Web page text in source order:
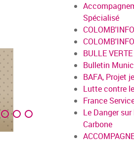
en savoir plus
Spécialisé
BULLE VERTE
Bulletin
BAFA, Projet
Lutte contre
France
Le Danger
Carbone